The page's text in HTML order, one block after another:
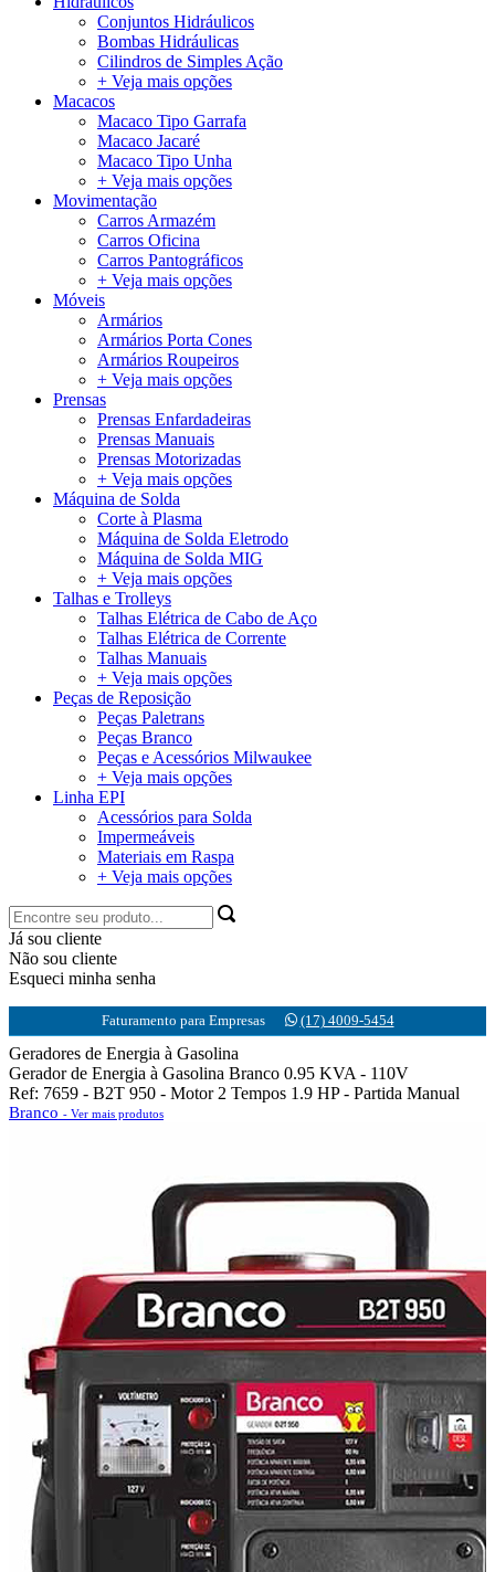
Conjuntos Hidráulicos
Bombas Hidráulicas
Cilindros de Simples Ação
+ Veja mais opções
Macacos
Macaco Tipo Garrafa
Macaco Jacaré
Macaco Tipo Unha
+ Veja mais opções
Movimentação
Carros Armazém
Carros Oficina
Carros Pantográficos
+ Veja mais opções
Móveis
Armários
Armários Porta Cones
Armários Roupeiros
+ Veja mais opções
Prensas
Prensas Enfardadeiras
Prensas Manuais
Prensas Motorizadas
+ Veja mais opções
Máquina de Solda
Corte à Plasma
Máquina de Solda Eletrodo
Máquina de Solda MIG
+ Veja mais opções
Talhas e Trolleys
Talhas Elétrica de Cabo de Aço
Talhas Elétrica de Corrente
Talhas Manuais
+ Veja mais opções
Peças de Reposição
Peças Paletrans
Peças Branco
Peças e Acessórios Milwaukee
+ Veja mais opções
Linha EPI
Acessórios para Solda
Impermeáveis
Materiais em Raspa
+ Veja mais opções
Já sou cliente
Não sou cliente
Esqueci minha senha
Faturamento para Empresas (17) 4009-5454
Geradores de Energia à Gasolina
Gerador de Energia à Gasolina Branco 0.95 KVA - 110V
Ref: 7659 - B2T 950 - Motor 2 Tempos 1.9 HP - Partida Manual
Branco - Ver mais produtos